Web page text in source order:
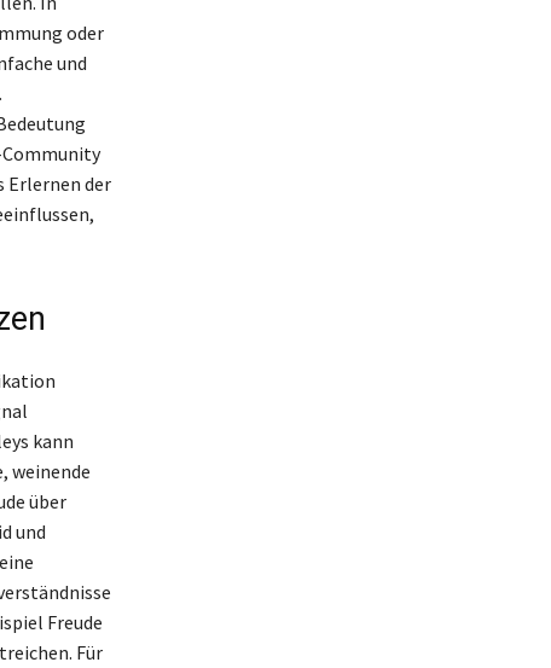
oder
und
Community
Erlernen der
kann
weinende
über
und
Freude
Für